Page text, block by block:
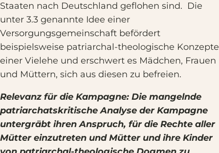
Staaten nach Deutschland geflohen sind. Die
unter 3.3 genannte Idee einer
Versorgungsgemeinschaft befördert
beispielsweise patriarchal-theologische Konzepte
einer Vielehe und erschwert es Mädchen, Frauen
und Müttern, sich aus diesen zu befreien.
Relevanz für die Kampagne: Die mangelnde
patriarchatskritische Analyse der Kampagne
untergräbt ihren Anspruch, für die Rechte aller
Mütter einzutreten und Mütter und ihre Kinder